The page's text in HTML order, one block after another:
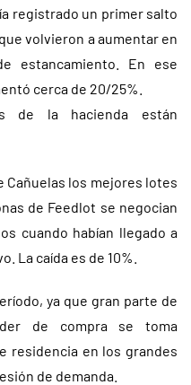
registrado un primer salto
volvieron a aumentar en
estancamiento. En ese
cerca de 20/25%.
de la hacienda están
Cañuelas los mejores lotes
de Feedlot se negocian
cuando habían llegado a
La caída es de 10%.
ya que gran parte de
de compra se toma
residencia en los grandes
de demanda.